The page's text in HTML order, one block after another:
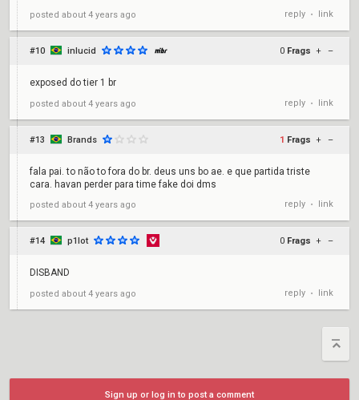
posted about 4 years ago reply • link
#10 inlucid 0 Frags + –
exposed do tier 1 br
posted about 4 years ago reply • link
#13 Brands 1 Frags + –
fala pai. to não to fora do br. deus uns bo ae. e que partida triste
cara. havan perder para time fake doi dms
posted about 4 years ago reply • link
#14 p1lot 0 Frags + –
DISBAND
posted about 4 years ago reply • link
Sign up or log in to post a comment